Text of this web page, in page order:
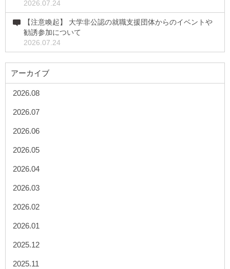
2026.07.24
【注意喚起】 大学非公認の就職支援団体からのイベントや
勧誘参加について
2026.07.24
アーカイブ
2026.08
2026.07
2026.06
2026.05
2026.04
2026.03
2026.02
2026.01
2025.12
2025.11